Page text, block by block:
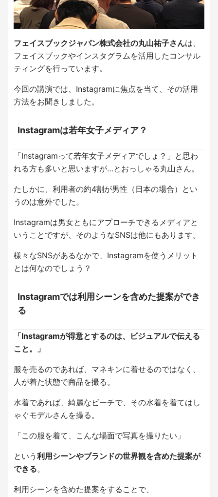
フェイスブックジャパン株式会社の丸山祐子さんは、
フェイスブックやインスタグラムを活用したコンサル
ティングを行っています。
今回の講演では、Instagramに焦点を当て、その活用
方法をお聞きしました。
Instagramは若年女子メディア？
「Instagramって若年女子メディアでしょ？」と思わ
れる方も多いと思いますが…とおっしゃる丸山さん。
たしかに、利用者の約4割が男性（日本の場合）とい
うのは意外でした。
Instagramは男女ともにアプローチできるメディアと
いうことですが、そのようなSNSは他にもあります。
様々なSNSがあるなかで、Instagramを使うメリット
とは何なのでしょう？
Instagramでは利用シーンを含めた提案ができ
る
「Instagramが得意とするのは、ビジュアルで伝える
こと。」
服を売るのであれば、マネキンに着せるのではなく、
人が着た状態で商品を撮る。
水着であれば、綺麗なビーチで、その水着を着てはし
ゃぐモデルさんを撮る。
「この服を着て、こんな場面で写真を撮りたい」
という 利用シーンやブランドの世界観を含めた提案が
できる。
利用シーンを含めた提案をすることで、